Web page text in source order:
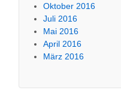
Oktober 2016
Juli 2016
Mai 2016
April 2016
März 2016